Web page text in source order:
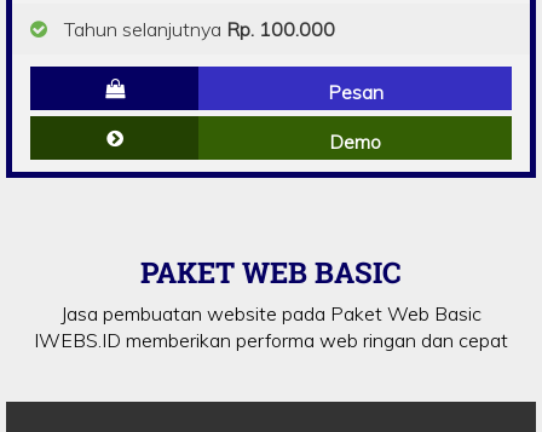
Tahun selanjutnya Rp. 100.000
Pesan
Demo
PAKET WEB BASIC
Jasa pembuatan website pada Paket Web Basic
IWEBS.ID memberikan performa web ringan dan cepat